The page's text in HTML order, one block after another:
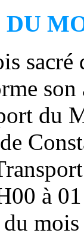
son
du
à
mois